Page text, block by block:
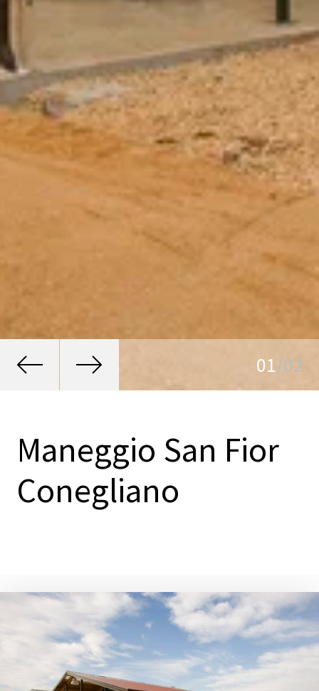
01/02
Maneggio San Fior
Conegliano